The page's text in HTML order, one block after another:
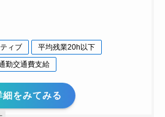
ィブ
平均残業20h以下
勤交通費支給
細をみてみる